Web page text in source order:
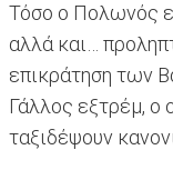
Τόσο ο Πολωνός
αλλά και…
επικράτηση των
Γάλλος εξτρέμ, ο
ταξιδέψουν